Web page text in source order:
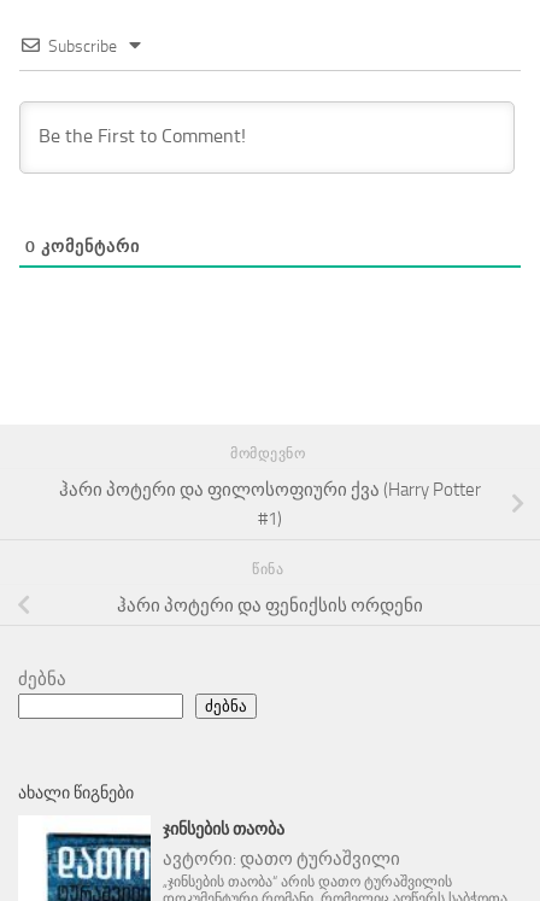
Subscribe
0 ᲙᲝᲛᲔᲜᲢᲐᲠᲘ
ᲛᲝᲛᲓᲔᲕᲜᲝ
ჰარი პოტერი და ფილოსოფიური ქვა (Harry Potter
#1)
ᲬᲘᲜᲐ
ჰარი პოტერი და ფენიქსის ორდენი
ძებნა
ძებნა
ᲐᲮᲐᲚᲘ ᲬᲘᲒᲜᲔᲑᲘ
ᲯᲘᲜᲡᲔᲑᲘᲡ ᲗᲐᲝᲑᲐ
ავტორი: დათო ტურაშვილი
„ჯინსების თაობა“ არის დათო ტურაშვილის